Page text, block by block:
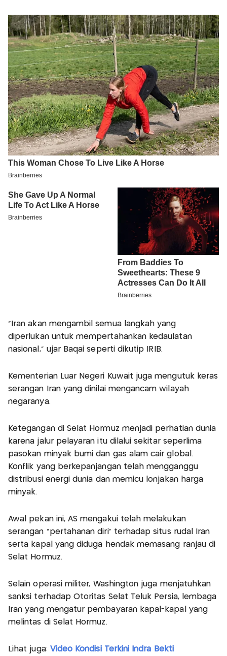
“Iran akan mengambil semua langkah yang
diperlukan untuk mempertahankan kedaulatan
nasional,” ujar Baqai seperti dikutip IRIB.
Kementerian Luar Negeri Kuwait juga mengutuk keras
serangan Iran yang dinilai mengancam wilayah
negaranya.
Ketegangan di Selat Hormuz menjadi perhatian dunia
karena jalur pelayaran itu dilalui sekitar seperlima
pasokan minyak bumi dan gas alam cair global.
Konflik yang berkepanjangan telah mengganggu
distribusi energi dunia dan memicu lonjakan harga
minyak.
Awal pekan ini, AS mengakui telah melakukan
serangan “pertahanan diri” terhadap situs rudal Iran
serta kapal yang diduga hendak memasang ranjau di
Selat Hormuz.
Selain operasi militer, Washington juga menjatuhkan
sanksi terhadap Otoritas Selat Teluk Persia, lembaga
Iran yang mengatur pembayaran kapal-kapal yang
melintas di Selat Hormuz.
Lihat juga: Video Kondisi Terkini Indra Bekti